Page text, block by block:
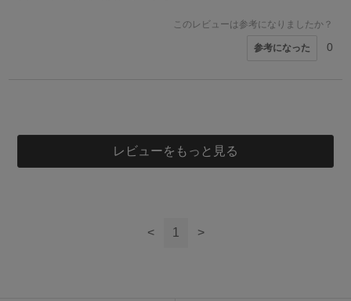
このレビューは参考になりましたか？
参考になった 0
レビューをもっと見る
< 1 >